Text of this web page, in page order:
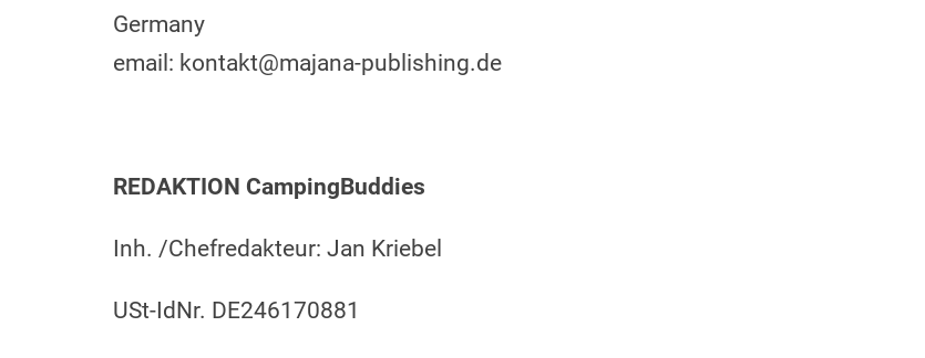
Germany
email: kontakt@majana-publishing.de
REDAKTION CampingBuddies
Inh. /Chefredakteur: Jan Kriebel
USt-IdNr. DE246170881